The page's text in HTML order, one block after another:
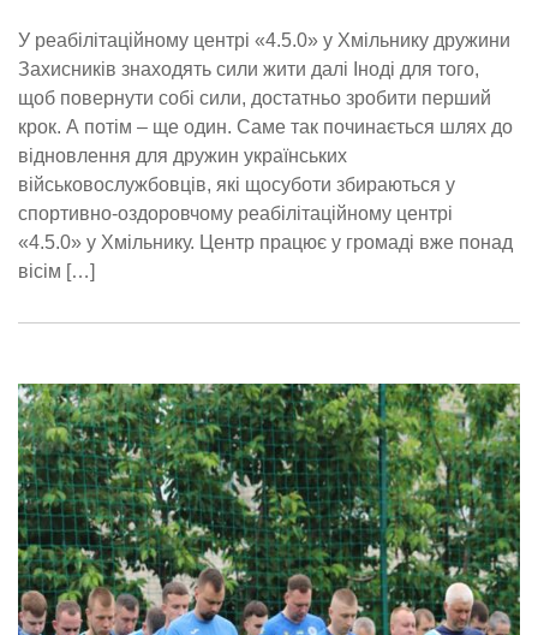
У реабілітаційному центрі «4.5.0» у Хмільнику дружини
Захисників знаходять сили жити далі Іноді для того,
щоб повернути собі сили, достатньо зробити перший
крок. А потім – ще один. Саме так починається шлях до
відновлення для дружин українських
військовослужбовців, які щосуботи збираються у
спортивно-оздоровчому реабілітаційному центрі
«4.5.0» у Хмільнику. Центр працює у громаді вже понад
вісім […]